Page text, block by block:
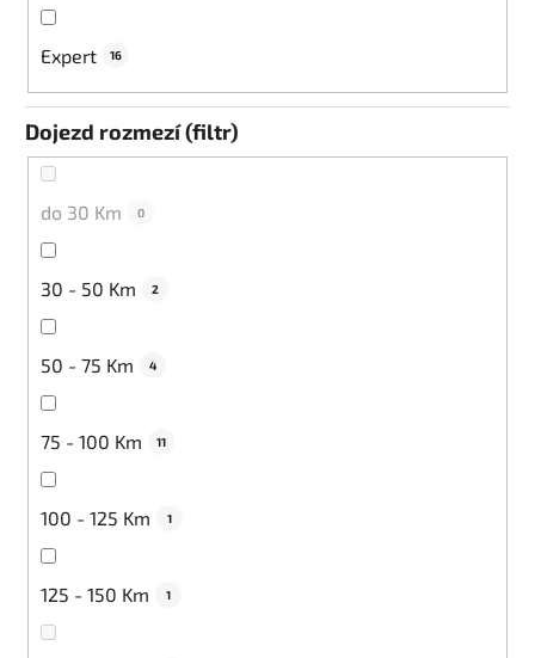
Expert 16
Dojezd rozmezí (filtr)
do 30 Km 0
30 - 50 Km 2
50 - 75 Km 4
75 - 100 Km 11
100 - 125 Km 1
125 - 150 Km 1